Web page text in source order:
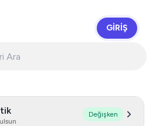
GIRIŞ
Değişken